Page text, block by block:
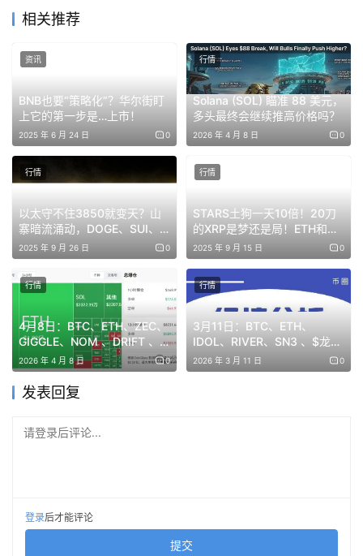
然而这一轮山寨妖币盛行，市场情绪已经被彻底点燃。
像 ORDI
，24 小时直接暴涨近 200%，三天翻了几倍；
也一度冲到高位，但链上数据显示筹码再次高度集
中，典型的“妖币”特征开始显现。这种行情看起来很猛，本
质却是高控盘下的情绪放大，参与难度和风险都在同步提
升。
主流补涨这边，$SOL 的节奏相对清晰。前面回踩低位后顺
利承接，目前进入反弹阶段，短线先看 92 一线压力，若能
稳住，有机会继续向上试探 100 关口，整体还是跟随市场
节奏灵活应对。
再看几个结构比较标准的标的：
荡蓄力，随后放量突破，当前只要价格守在关键位上方，整
体结构依旧偏强，仍有延续空间。
就还在。
，依旧维持震荡节奏，短线关键在 0.1 这个位
相关推荐
BNB也要“策略化”？华尔街盯
上它的第一步是…上市！
2025 年 6 月 24 日 0
资讯
Solana (SOL) 瞄准 88 美元，
多头最终会继续推高价格吗？
2026 年 4 月 8 日 0
行情
以太守不住3850就变天？山
寨暗流涌动，DOGE、SUI、
SOL静待起飞！下一轮爆发主
线已现？
2025 年 9 月 26 日 0
行情
STARS土狗一天10倍！20刀
的XRP是梦还是局！ETH和
DOGE又在酝酿什么？下一个
大机会又是谁？X Layer生态
持续升温！
2025 年 9 月 15 日 0
行情
4月8日：BTC、ETH、ZEC、
GIGGLE、NOM 、DRIFT 、
JOE行情分析
2026 年 4 月 8 日 0
行情
3月11日：BTC、ETH、
IDOL、RIVER、SN3 、$龙虾
行情分析
2026 年 3 月 11 日 0
行情
发表回复
请登录后评论...
登录后才能评论
提交